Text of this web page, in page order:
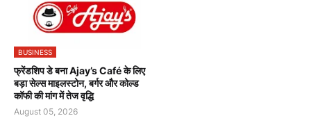
BUSINESS
फ्रेंडशिप डे बना Ajay’s Café के लिए
बड़ा सेल्स माइलस्टोन, बर्गर और कोल्ड
कॉफी की मांग में तेज वृद्धि
August 05, 2026